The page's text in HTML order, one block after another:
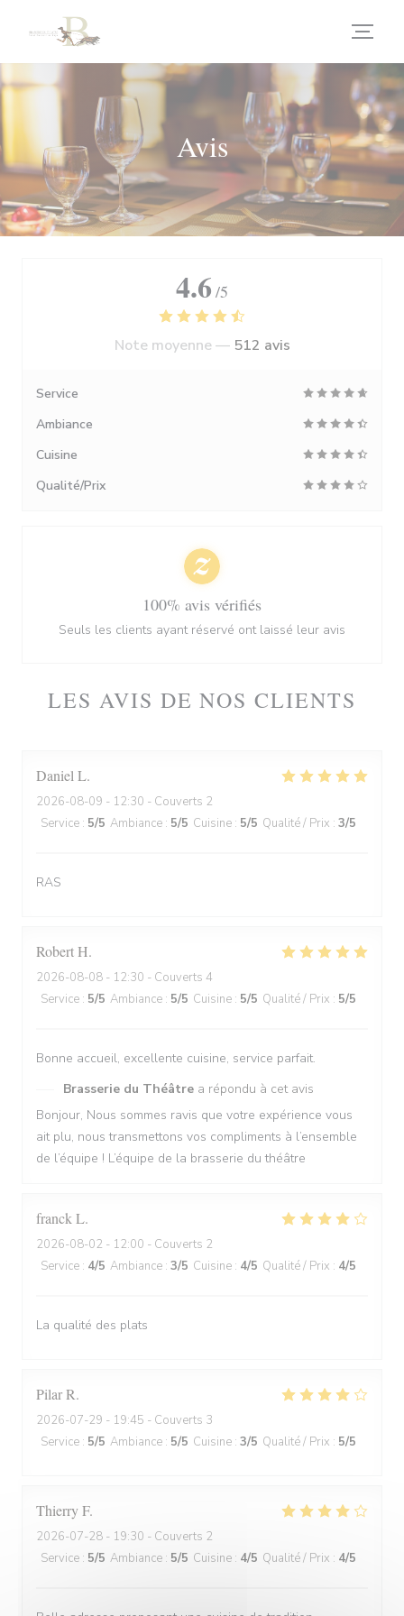
Avis
LES AVIS DE NOS CLIENTS
Daniel L
2026-08-09 - 12:30 - Couverts 2
Service : 5/5 Ambiance : 5/5 Cuisine : 5/5 Qualité / Prix : 3/5
RAS
RobertH
2026-08-08 - 12:30 - Couverts 4
Service : 5/5 Ambiance : 5/5 Cuisine : 5/5 Qualité / Prix : 5/5
Bonne accueil, excellente cuisine, service parfait.
Brasserie du Théâtre a répondu à cet avis
Bonjour, Nous sommes ravis que votre expérience vous
ait plu, nous transmettons vos compliments à l’ensemble
de l’équipe ! L’équipe de la brasserie du théâtre
franck L
2026-08-02 - 12:00 - Couverts 2
Service : 4/5 Ambiance : 3/5 Cuisine : 4/5 Qualité / Prix : 4/5
La qualité des plats
PilarR
2026-07-29 - 19:45 - Couverts 3
Service : 5/5 Ambiance : 5/5 Cuisine : 3/5 Qualité / Prix : 5/5
ThierryF
2026-07-28 - 19:30 - Couverts 2
Service : 5/5 Ambiance : 5/5 Cuisine : 4/5 Qualité / Prix : 4/5
4.6 /5
Note moyenne — 512 avis
Service
Ambiance
Cuisine
Qualité/Prix
100% avis vérifiés
Seuls les clients ayant réservé ont laissé leur avis